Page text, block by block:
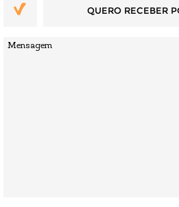
QUERO RECEBER